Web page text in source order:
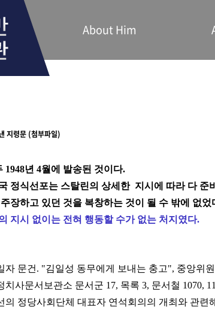
About Him
지령문 (첨부파일)
1948년 4월에 발송된 것이다.
정식선포는 스탈린의 상세한 지시에 따라 다
장하고 있던 것을 복창하는 것이 될 수 밖에 없
지시 없이는 전혀 행동할 수가 없는 처지였다.
자 문건. "김일성 동무에게 보내는 충고", 중앙위
치사문서보관소 문서군 17, 목록 3, 문서철 1070,
의 정당사회단체 대표자 연석회의의 개최와 관련